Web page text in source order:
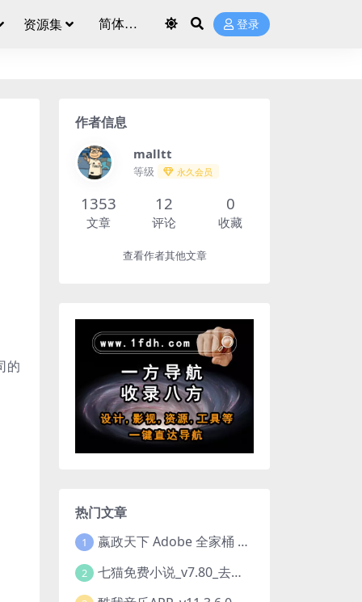
资源集 登录
的
作者信息
malltt
等级 永久会员
1353
文章
12
评论
0
收藏
查看作者其他文章
热门文章
1 嬴政天下 Adobe 全家桶 2020.2021.2022.2023.2024.2025大师版（2025年08月版 ）
2 七猫免费小说_v7.80_去除广告解锁VIP会员版